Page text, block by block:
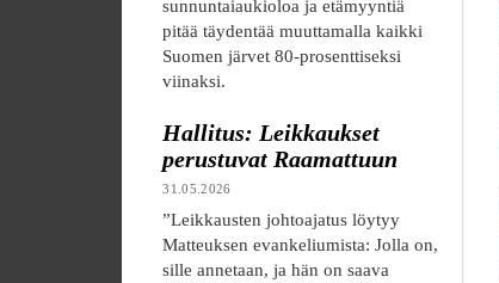
sunnuntaiaukioloa ja etämyyntiä
pitää täydentää muuttamalla kaikki
Suomen järvet 80-prosenttiseksi
viinaksi.
Hallitus: Leikkaukset
perustuvat Raamattuun
31.05.2026
”Leikkausten johtoajatus löytyy
Matteuksen evankeliumista: Jolla on,
sille annetaan, ja hän on saava